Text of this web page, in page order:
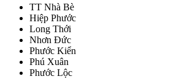
TT Nhà Bè
Hiệp Phước
Long Thới
Nhơn Đức
Phước Kiển
Phú Xuân
Phước Lộc